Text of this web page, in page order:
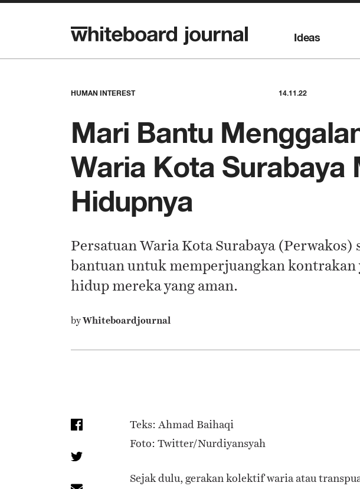
Ideas
HUMAN INTEREST 14.11.22
Mari Bantu
Waria Kota Surabaya
Hidupnya
Persatuan Waria Kota Surabaya
bantuan untuk memperjuangkan
hidup mereka yang aman.
byWhiteboardjournal
Teks: Ahmad Baihaqi
Foto: Twitter/Nurdiyansyah
Sejak dulu, gerakan kolektif waria atau